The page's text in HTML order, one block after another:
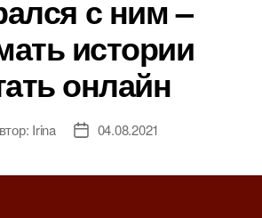
с ним –
истории
онлайн
Irina
Д 04.08.2021